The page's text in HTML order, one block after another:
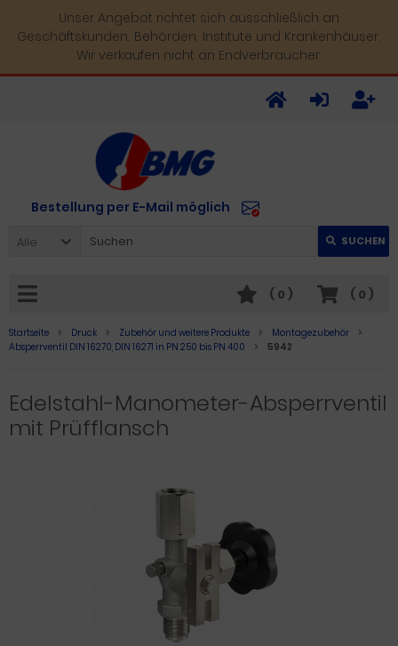
Unser Angebot richtet sich ausschließlich an
Geschäftskunden, Behörden, Institute und Krankenhäuser.
Wir verkaufen nicht an Endverbraucher.
Bestellung per E-Mail möglich
Alle SUCHEN
( 0 )
( 0 )
Startseite Druck Zubehör und weitere Produkte
Montagezubehör
Absperrventil DIN 16270, DIN 16271 in PN 250 bis PN 400
5942
Edelstahl-Manometer-Absperrventil
mit Prüfflansch